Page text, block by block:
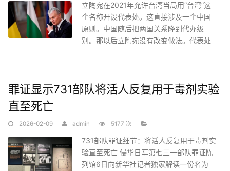
立陶宛在2021年允许台湾当局用“台湾”这
个名称开设代表处。这直接涉及一个中国
原则。中国随后把两国关系降到代办级
别。那以后立陶宛没有改变做法。代表处
罪证显示731部队将活人反复用于毒剂实验
直至死亡
2026-02-09 admin 5177 次
731部队罪证细节：将活人反复用于毒剂实
验直至死亡 侵华日军第七三一部队罪证陈
列馆6日向新华社记者独家解读一份名为